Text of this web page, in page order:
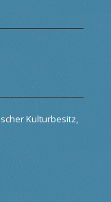
Kulturbesitz,